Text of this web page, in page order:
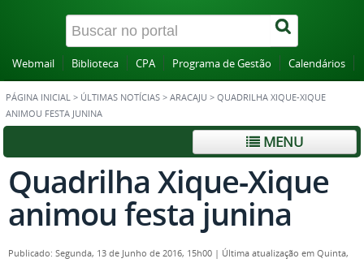
Webmail Biblioteca CPA Programa de Gestão Calendários
PÁGINA INICIAL > ÚLTIMAS NOTÍCIAS > ARACAJU > QUADRILHA XIQUE-XIQUE
ANIMOU FESTA JUNINA
MENU
Quadrilha Xique-Xique
animou festa junina
Publicado: Segunda, 13 de Junho de 2016, 15h00 | Última atualização em Quinta,